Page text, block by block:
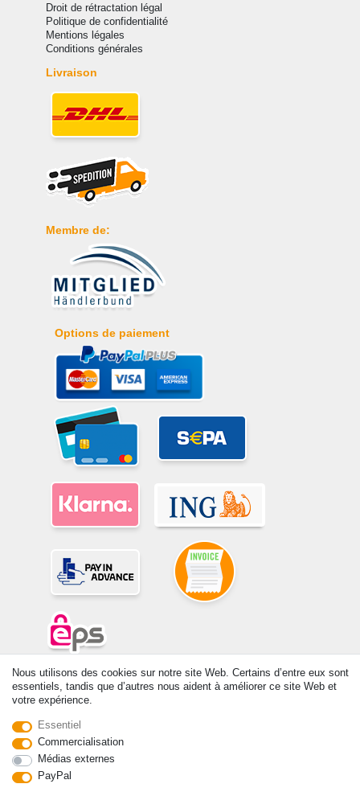
Droit de rétractation légal
Politique de confidentialité
Mentions légales
Conditions générales
Livraison
Membre de:
Options de paiement
© Copyright 2026 | Tous droits réservés. -Tous droits réservés – Les
prix indiqués par le Vendeur au moment de la commande sont libellés
en Euros TTC. Les conditions s’appliquent aux livraisons en France !
Nous utilisons des cookies sur notre site Web. Certains d’entre eux sont
essentiels, tandis que d’autres nous aident à améliorer ce site Web et
votre expérience.
Essentiel
Commercialisation
Médias externes
PayPal